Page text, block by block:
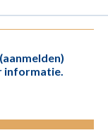
informatie.